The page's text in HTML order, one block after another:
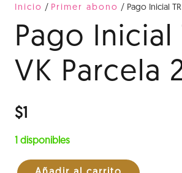
Inicio / Primer abono / Pago Inicial TR
Pago Inicial
VK Parcela
$1
1 disponibles